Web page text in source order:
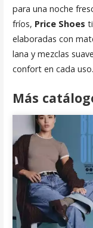
para una noche
fríos, Price Shoes
elaboradas con
lana y mezclas
confort en cada uso.
Más